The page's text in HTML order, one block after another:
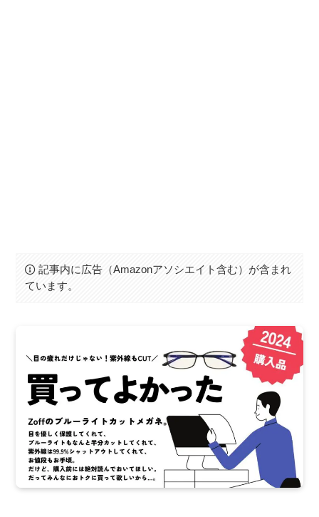
記事内に広告（Amazonアソシエイト含む）が含まれ
ています。